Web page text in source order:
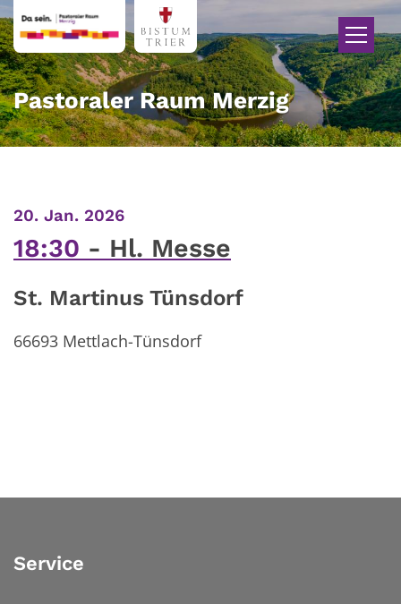
Zum Inhalt springen
Pastoraler Raum Merzig
20. Jan. 2026:
18:30 Hl. Messe
St. Martinus Tünsdorf
66693 Mettlach-Tünsdorf
Service